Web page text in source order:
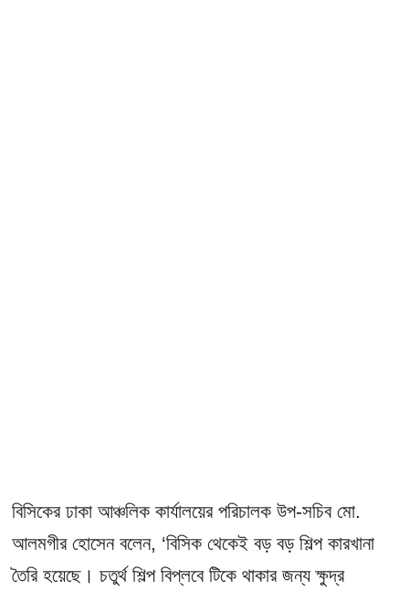
বিসিকের ঢাকা আঞ্চলিক কার্যালয়ের পরিচালক উপ-সচিব মো.
আলমগীর হোসেন বলেন, ‘বিসিক থেকেই বড় বড় শিল্প কারখানা
তৈরি হয়েছে। চতুর্থ শিল্প বিপ্লবে টিকে থাকার জন্য ক্ষুদ্র